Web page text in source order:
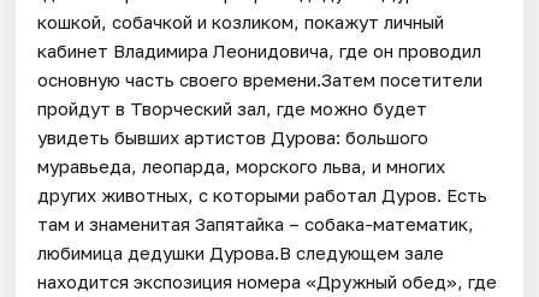
кошкой, собачкой и козликом, покажут личный
кабинет Владимира Леонидовича, где он проводил
основную часть своего времени.Затем посетители
пройдут в Творческий зал, где можно будет
увидеть бывших артистов Дурова: большого
муравьеда, леопарда, морского льва, и многих
других животных, с которыми работал Дуров. Есть
там и знаменитая Запятайка – собака-математик,
любимица дедушки Дурова.В следующем зале
находится экспозиция номера «Дружный обед», где